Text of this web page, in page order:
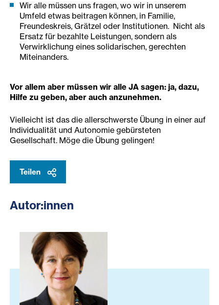
Wir alle müssen uns fragen, wo wir in unserem
Umfeld etwas beitragen können, in Familie,
Freundeskreis, Grätzel oder Institutionen. Nicht als
Ersatz für bezahlte Leistungen, sondern als
Verwirklichung eines solidarischen, gerechten
Miteinanders.
Vor allem aber müssen wir alle JA sagen: ja, dazu,
Hilfe zu geben, aber auch anzunehmen.
Vielleicht ist das die allerschwerste Übung in einer auf
Individualität und Autonomie gebürsteten
Gesellschaft. Möge die Übung gelingen!
Teilen
Autor:innen